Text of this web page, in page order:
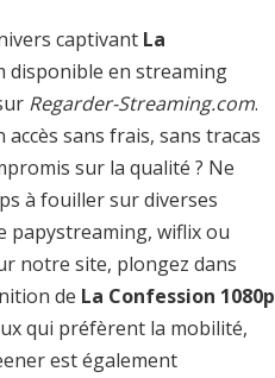
captivant La
disponible en streaming
Regarder-Streaming.com.
sans frais, sans tracas
sur la qualité ? Ne
à fouiller sur diverses
papystreaming, wiflix ou
notre site, plongez dans
de La Confession 1080p
qui préfèrent la mobilité,
est également